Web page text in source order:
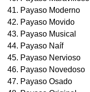
41. Payaso Moderno
42. Payaso Movido
43. Payaso Musical
44. Payaso Naíf
45. Payaso Nervioso
46. Payaso Novedoso
47. Payaso Osado